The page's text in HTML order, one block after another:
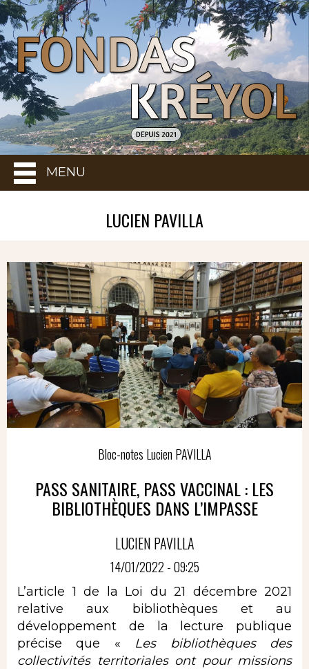
MENU
LUCIEN PAVILLA
Bloc-notes Lucien PAVILLA
PASS SANITAIRE, PASS VACCINAL : LES
BIBLIOTHÈQUES DANS L’IMPASSE
LUCIEN PAVILLA
14/01/2022 - 09:25
L’article 1 de la Loi du 21 décembre 2021
relative aux bibliothèques et au
développement de la lecture publique
précise que « Les bibliothèques des
collectivités territoriales ont pour missions